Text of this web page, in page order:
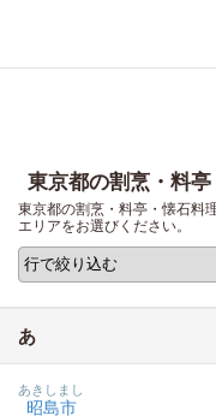
東京都の割烹・料
東京都の割烹・料亭・懐石料
エリアをお選びください。
あ
昭島市
あきしまし